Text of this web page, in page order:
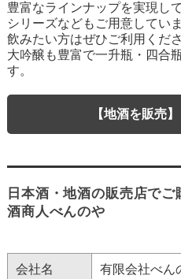
豊富なラインナップを実現し
シリーズなどもご用意してい
飲みたい方はぜひご利用くだ
大吟醸も豊富で一升瓶・四合
す。
【地酒を販売
日本酒・地酒の販売店で
酒商人べんのや
会社名 有限会社べん